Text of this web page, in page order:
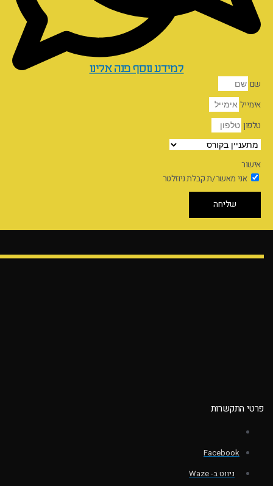
למידע נוסף פנה אלינו
שם
אימייל
טלפון
אישור
אני מאשר/ת קבלת ניוזלטר
שליחה
פרטי התקשרות
Facebook
ניווט ב- Waze